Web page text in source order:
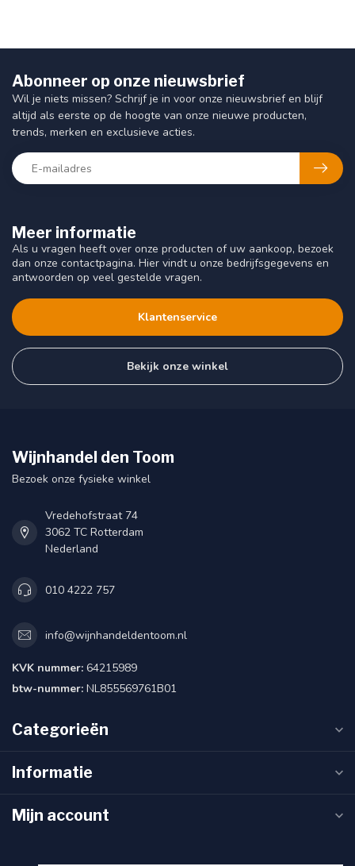
Meer informatie
Als u vragen heeft over onze producten of uw aankoop, bezoek
dan onze contactpagina. Hier vindt u onze bedrijfsgegevens en
antwoorden op veel gestelde vragen.
Klantenservice
Bekijk onze winkel
Abonneer op onze nieuwsbrief
Wil je niets missen? Schrijf je in voor onze nieuwsbrief en blijf
altijd als eerste op de hoogte van onze nieuwe producten,
trends, merken en exclusieve acties.
Wijnhandel den Toom
Bezoek onze fysieke winkel
Vredehofstraat 74
3062 TC Rotterdam
Nederland
010 4222 757
info@wijnhandeldentoom.nl
KVK nummer: 64215989
btw-nummer: NL855569761B01
Categorieën
Informatie
Mijn account